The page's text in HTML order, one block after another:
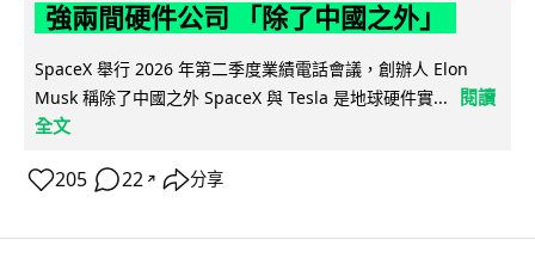
強兩間硬件公司 「除了中國之外」
SpaceX 舉行 2026 年第二季度業績電話會議，創辦人 Elon
Musk 稱除了中國之外 SpaceX 與 Tesla 是地球硬件實...
閱讀
全文
205 22 ↗ 分享